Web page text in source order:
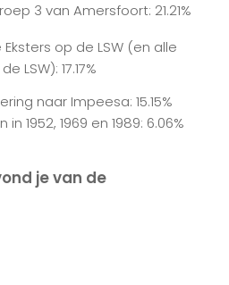
3 van Amersfoort: 21.21%
op de LSW (en alle
LSW): 17.17%
naar Impeesa: 15.15%
1952, 1969 en 1989: 6.06%
je van de